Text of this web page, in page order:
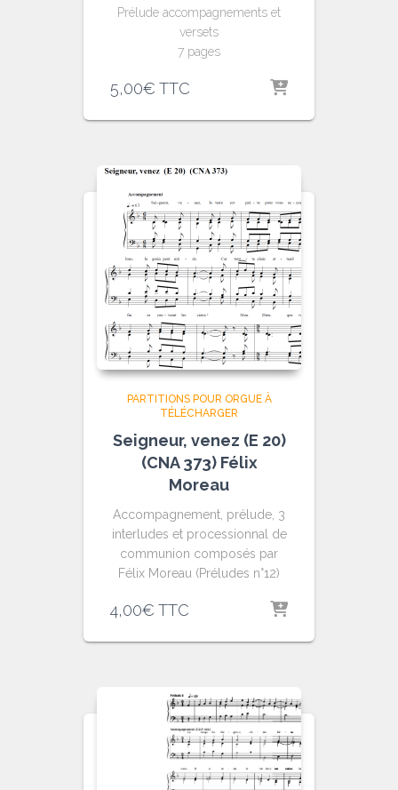
Prélude accompagnements et
versets
7 pages
5,00€ TTC
PARTITIONS POUR ORGUE À
TÉLÉCHARGER
Seigneur, venez (E 20)
(CNA 373) Félix
Moreau
Accompagnement, prélude, 3
interludes et processionnal de
communion composés par
Félix Moreau (Préludes n°12)
4,00€ TTC